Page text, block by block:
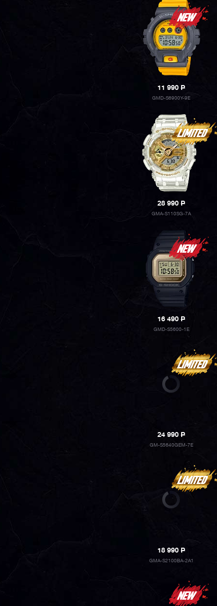
11 990P
GMD-S6900Y-9E
28 990P
GMA-S110SG-7A
16 490P
GMD-S5600-1E
24 990P
GM-S5640GEM-7E
18 990P
GMA-S2100BA-2A1